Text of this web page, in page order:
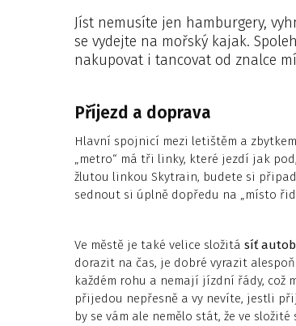
Jíst nemusíte jen hamburgery,
se vydejte na mořský kajak.
nakupovat i tancovat od znalce
Příjezd a doprava
Hlavní spojnicí mezi letištěm a
„metro“ má tři linky, které jezdí jak
žlutou linkou Skytrain, budete si
sednout si úplně dopředu na „místo
Ve městě je také velice složitá síť
dorazit na čas, je dobré vyrazit
každém rohu a nemají jízdní řády, což
přijedou nepřesně a vy nevíte, jestli
by se vám ale nemělo stát, že ve